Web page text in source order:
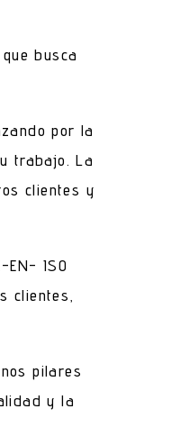
busca
por la
trabajo. La
clientes y
EN- ISO
clientes,
pilares
y la